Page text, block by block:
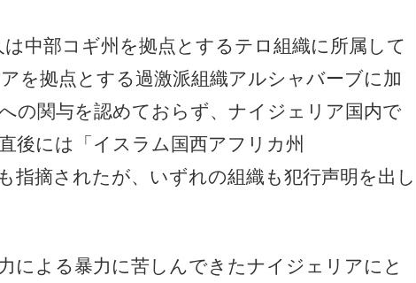
中部コギ州を拠点とするテロ組織に所属して
を拠点とする過激派組織アルシャバーブに加
の関与を認めておらず、ナイジェリア国内で
後には「イスラム国西アフリカ州
指摘されたが、いずれの組織も犯行声明を出し
による暴力に苦しんできたナイジェリアにと